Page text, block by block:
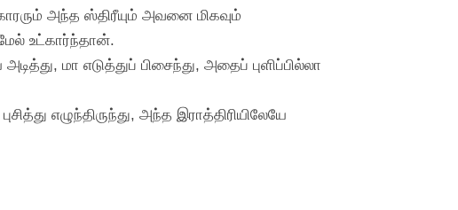
அந்த ஸ்திரீயும் அவனை மிகவும்
உட்கார்ந்தான்.
மா எடுத்துப் பிசைந்து, அதைப் புளிப்பில்லா
எழுந்திருந்து, அந்த இராத்திரியிலேயே